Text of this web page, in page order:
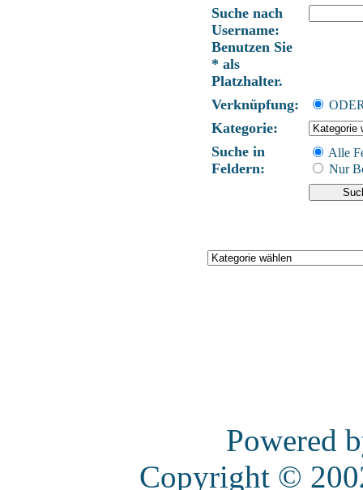
Suche nach
Username:
Benutzen Sie
* als
Platzhalter.
Verknüpfung:
Kategorie:
Suche in
Feldern:
Alle
Nur
Powered
Copyright ©